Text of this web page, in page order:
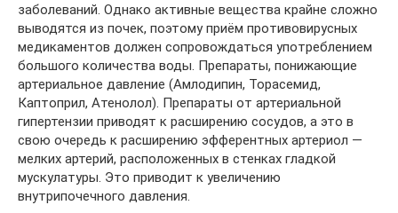
заболеваний. Однако активные вещества крайне сложно
выводятся из почек, поэтому приём противовирусных
медикаментов должен сопровождаться употреблением
большого количества воды. Препараты, понижающие
артериальное давление (Амлодипин, Торасемид,
Каптоприл, Атенолол). Препараты от артериальной
гипертензии приводят к расширению сосудов, а это в
свою очередь к расширению эфферентных артериол —
мелких артерий, расположенных в стенках гладкой
мускулатуры. Это приводит к увеличению
внутрипочечного давления.